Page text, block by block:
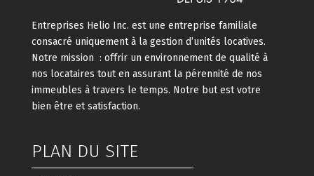
Entreprises Helio Inc. est une entreprise familiale
consacré uniquement à la gestion d’unités locatives.
Notre mission : offrir un environnement de qualité à
nos locataires tout en assurant la pérennité de nos
immeubles à travers le temps. Notre but est votre
bien être et satisfaction.
PLAN DU SITE